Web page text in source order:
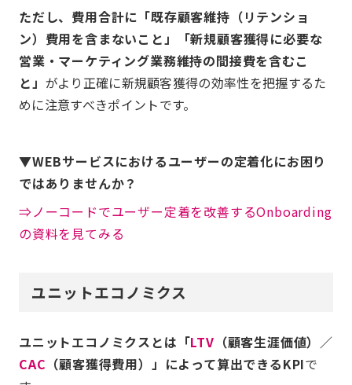
ただし、費用合計に「既存顧客維持（リテンショ
ン）費用を含まないこと」「新規顧客獲得に必要な
営業・マーケティング業務維持の間接費を含むこ
と」 がより正確に新規顧客獲得の効率性を把握するた
めに注意すべきポイントです。
▼WEBサービスにおけるユーザーの定着化にお困り
ではありませんか？
⇒ノーコードでユーザー定着を改善するOnboarding
の資料を見てみる
ユニットエコノミクス
ユニットエコノミクスとは「LTV （顧客生涯価値）／
CAC （顧客獲得費用）」によって算出できるKPIで